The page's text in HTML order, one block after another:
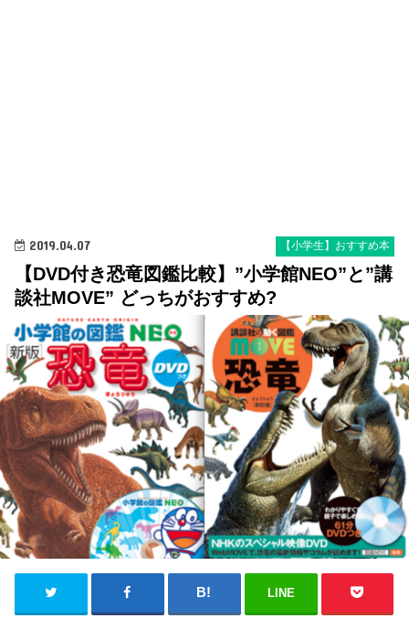
【小学生】おすすめ本
2019.04.07
【DVD付き恐竜図鑑比較】”小学館NEO”と”講
談社MOVE” どっちがおすすめ?
LINE